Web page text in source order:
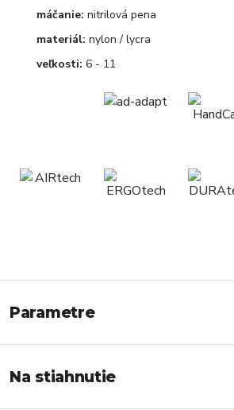
máčanie: nitrilová pena
materiál: nylon / lycra
veľkosti: 6 - 11
Parametre
Na stiahnutie